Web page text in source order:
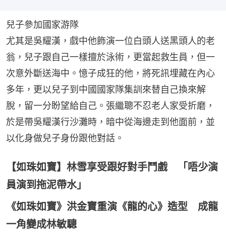
兒子參加國家游隊
尤其是吳耀漢，戲中他飾演一位白頭人送黑頭人的老
翁，兒子跟自己一樣擅於泳術，更當起救生員，但一
次意外斷送海中。憶子成狂的他，將死訊埋藏在內心
多年，更以兒子到中國國家隊集訓來替自己換來解
脫，留一分盼望給自己。張繼聰不忍老人家受折磨，
於是帶吳耀漢行沙灘時，暗中從海邊走到他面前，並
以化身做兒子身份跟他對話。
【如珠如寶】林雪享受跟好對手鬥戲 「唔少演
員演到拖泥帶水」
《如珠如寶》洪金寶重演《龍的心》造型 成龍
一角變成林敏驄